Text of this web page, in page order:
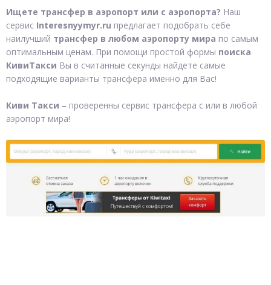
Ищете трансфер в аэропорт или с аэропорта? Наш
сервис Interesnyymyr.ru предлагает подобрать себе
наилучший трансфер в любом аэропорту мира по самым
оптимальным ценам. При помощи простой формы поиска
КивиТакси Вы в считанные секунды найдете самые
подходящие варианты трансфера именно для Вас!
Киви Такси – проверенны сервис трансфера с или в любой
аэропорт мира!